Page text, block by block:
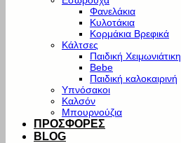
Φανελάκια
Κυλοτάκια
Κορμάκια Βρεφικά
Κάλτσες
Παιδική Χειμωνιάτικη
Bebe
Παιδική καλοκαιρινή
Υπνόσακοι
Καλσόν
Μπουρνούζια
ΠΡΟΣΦΟΡΕΣ
BLOG